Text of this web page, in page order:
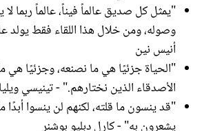
"يمثل كل صديق عالماً فيناً، عالماً ربما لا
وصوله، ومن خلال هذا اللقاء فقط يولد
أنيس نين
"الحياة جزئيًا هي ما نصنعه، وجزئيًا هي
الأصدقاء الذين نختارهم." - تينيسي
"قد ينسون ما قلته، لكنهم لن ينسوا أبدًا
يشعرون به" - كارل دبليو بوشنر